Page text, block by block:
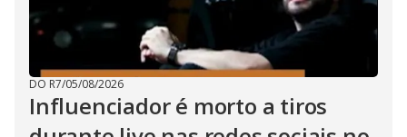
DO R7/05/08/2026
Influenciador é morto a tiros